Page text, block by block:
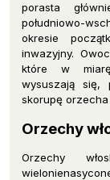
porasta
południowo-
okresie
inwazyjny.
które w miarę
wysuszają się,
skorupę orzecha
Orzechy
Orzechy